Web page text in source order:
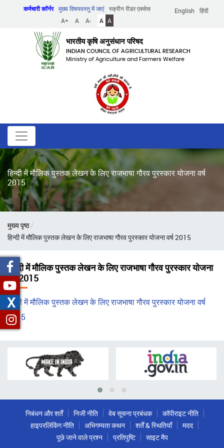
English हिंदी
कर्मचारी कॉर्नर मुख्य विषयवस्तु में जाएं
स्क्रीन रीडर एक्सेस
A+
A A- A A
भारतीय कृषि अनुसंधान परिषद
INDIAN COUNCIL OF AGRICULTURAL RESEARCH
Ministry of Agriculture and Farmers Welfare
हिन्दी में मौलिक पुस्तक लेखन के लिए राजभाषा गौरव पुरस्कार योजना वर्ष
2015
पग
चिन्ह
मुख्य पृष्ठ
हिन्दी में मौलिक पुस्तक लेखन के लिए राजभाषा गौरव पुरस्कार योजना वर्ष 2015
हिन्दी में मौलिक पुस्तक लेखन के लिए राजभाषा गौरव पुरस्कार योजना
वर्ष 2015
हिन्दी में मौलिक पुस्तक लेखन के लिए राजभाषा गौरव पुरस्कार योजना वर्ष
2015
निबंधन और शर्तें निजी नीति वेब सूचना प्रबंधक
कॉपीराइट नीति
हाइपरलिंकिंग नीति
अभिगम्यता कथन शर्तें & स्थितियाँ
मदद
पूछे जाने वाले प्रश्न
प्रतिपुष्टि साइट मैप
X